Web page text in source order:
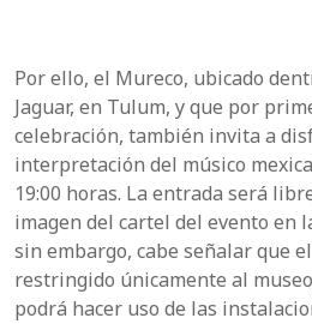
Por ello, el Mureco, ubicado
Jaguar, en Tulum, y que por
celebración, también invita a
interpretación del músico
19:00 horas. La entrada será
imagen del cartel del evento en
sin embargo, cabe señalar que
restringido únicamente al
podrá hacer uso de las